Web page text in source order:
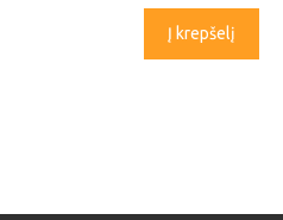
Į krepšelį